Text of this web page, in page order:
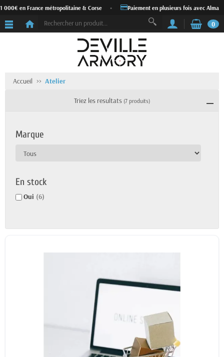
en France métropolitaine & Corse Paiement en plusieurs fois avec Alma
0
Accueil Atelier
Triez les resultats (7 produits)
Marque
En stock
Oui (6)